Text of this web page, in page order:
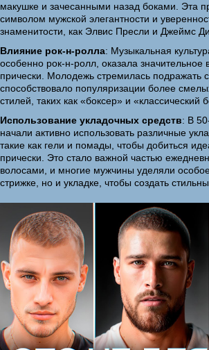
макушке и зачесанными назад боками. Эта
символом мужской элегантности и
знаменитости, как Элвис Пресли и Джеймс
Влияние рок-н-ролла: Музыкальная
особенно рок-н-ролл, оказала значительное
прически. Молодежь стремилась подражать
способствовало популяризации более
стилей, таких как «боксер» и «классический
Использование укладочных средств: В
начали активно использовать различные
такие как гели и помады, чтобы добиться
прически. Это стало важной частью
волосами, и многие мужчины уделяли
стрижке, но и укладке, чтобы создать